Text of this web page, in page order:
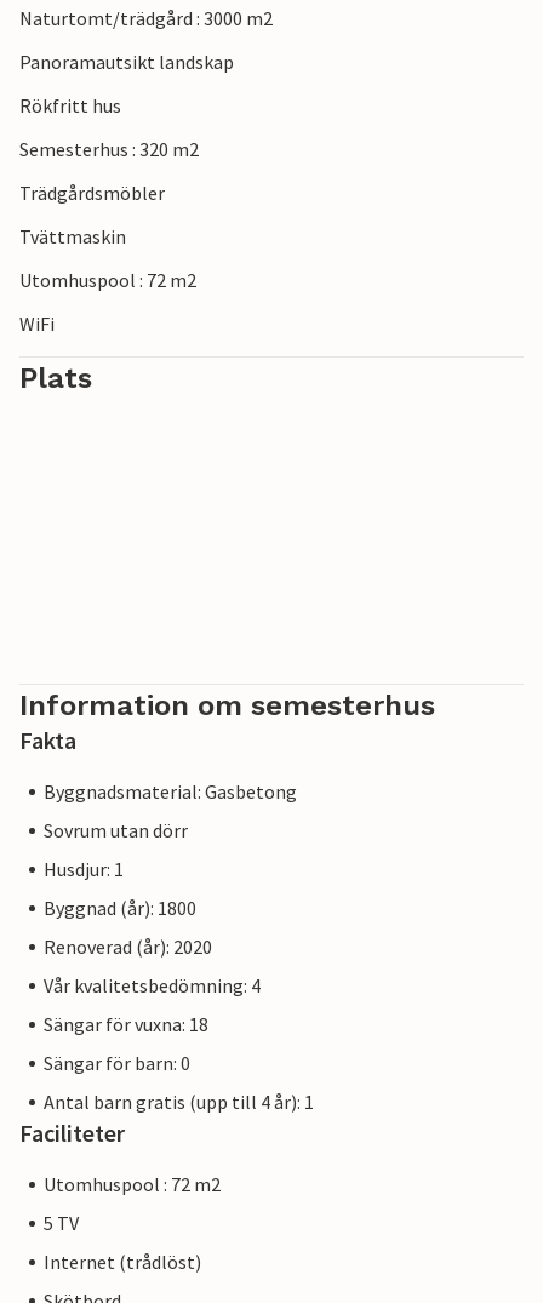
Naturtomt/trädgård : 3000 m2
Panoramautsikt landskap
Rökfritt hus
Semesterhus : 320 m2
Trädgårdsmöbler
Tvättmaskin
Utomhuspool : 72 m2
WiFi
Plats
Information om semesterhus
Fakta
Byggnadsmaterial: Gasbetong
Sovrum utan dörr
Husdjur: 1
Byggnad (år): 1800
Renoverad (år): 2020
Vår kvalitetsbedömning: 4
Sängar för vuxna: 18
Sängar för barn: 0
Antal barn gratis (upp till 4 år): 1
Faciliteter
Utomhuspool : 72 m2
5 TV
Internet (trådlöst)